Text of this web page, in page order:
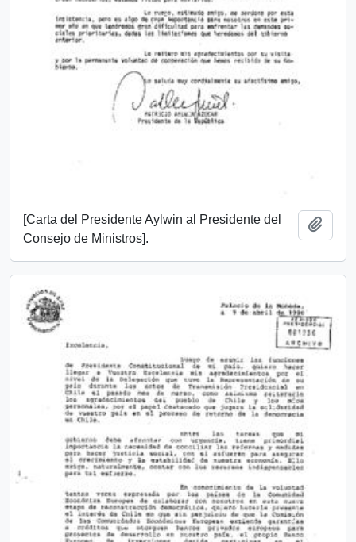
[Carta del Presidente Aylwin al Presidente del
Consejo de Ministros].